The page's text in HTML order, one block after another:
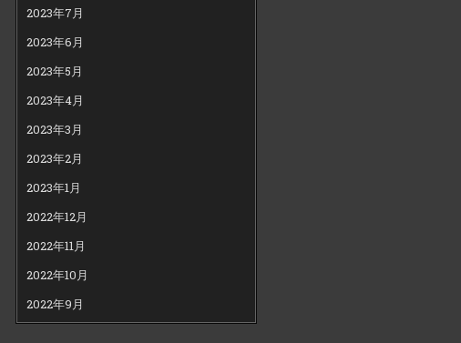
2023年7月
2023年6月
2023年5月
2023年4月
2023年3月
2023年2月
2023年1月
2022年12月
2022年11月
2022年10月
2022年9月